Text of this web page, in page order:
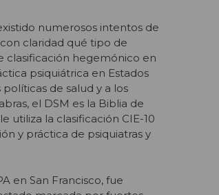
numerosos intentos de
claridad qué tipo de
clasificación hegemónico en
psiquiátrica en Estados
de salud y a los
el DSM es la Biblia de
utiliza la clasificación CIE-10
y práctica de psiquiatras y
en San Francisco, fue